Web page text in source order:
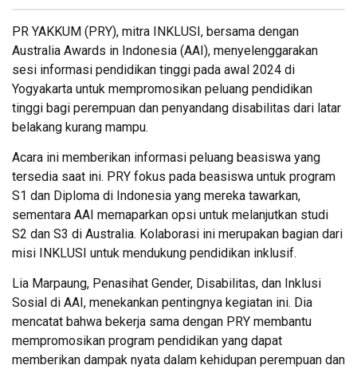
PR YAKKUM (PRY), mitra INKLUSI, bersama dengan
Australia Awards in Indonesia (AAI), menyelenggarakan
sesi informasi pendidikan tinggi pada awal 2024 di
Yogyakarta untuk mempromosikan peluang pendidikan
tinggi bagi perempuan dan penyandang disabilitas dari latar
belakang kurang mampu.
Acara ini memberikan informasi peluang beasiswa yang
tersedia saat ini. PRY fokus pada beasiswa untuk program
S1 dan Diploma di Indonesia yang mereka tawarkan,
sementara AAI memaparkan opsi untuk melanjutkan studi
S2 dan S3 di Australia. Kolaborasi ini merupakan bagian dari
misi INKLUSI untuk mendukung pendidikan inklusif.
Lia Marpaung, Penasihat Gender, Disabilitas, dan Inklusi
Sosial di AAI, menekankan pentingnya kegiatan ini. Dia
mencatat bahwa bekerja sama dengan PRY membantu
mempromosikan program pendidikan yang dapat
memberikan dampak nyata dalam kehidupan perempuan dan